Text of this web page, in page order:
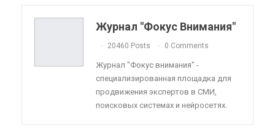
Telegram Viber
Linkedin Tumblr
Журнал "Фокус Внимания"
20460 Posts 0 Comments
Журнал "Фокус внимания" -
специализированная площадка для
продвижения экспертов в СМИ,
поисковых системах и нейросетях.